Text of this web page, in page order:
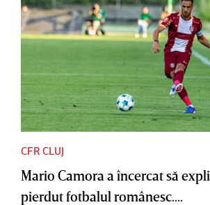
CFR CLUJ
Mario Camora a încercat să
pierdut fotbalul românesc....